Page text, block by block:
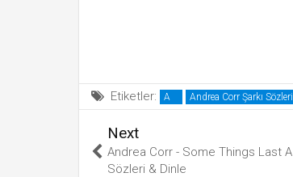
Etiketler: A Andrea Corr Şarkı Sözleri
Next
Andrea Corr - Some Things Last A
Sözleri & Dinle